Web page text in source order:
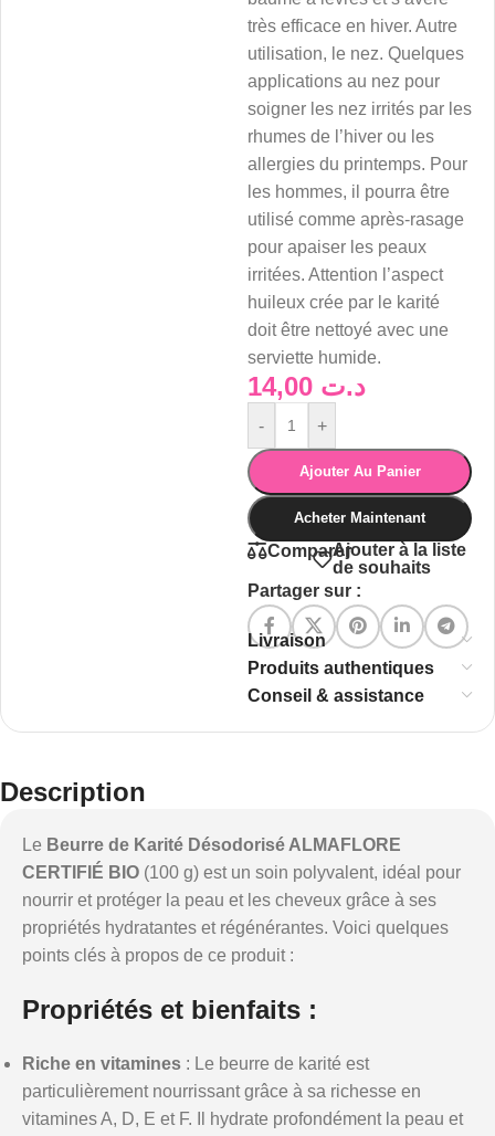
très efficace en hiver. Autre
utilisation, le nez. Quelques
applications au nez pour
soigner les nez irrités par les
rhumes de l ’hiver ou les
allergies du printemps. Pour
les hommes, il pourra être
utilisé comme après-rasage
pour apaiser les peaux
irritées. Attention l ’aspect
huileux crée par le karité
doit être nettoyé avec une
serviette humide.
د.ت
- +
Ajouter Au Panier
Acheter Maintenant
ComparerAjouter à la liste
de souhaits
Partager sur :
Livraison
Produits authentiques
Conseil & assistance
Description
Le Beurre de Karité Désodorisé ALMAFLORE
CERTIFIÉ BIO (100 g) est un soin polyvalent, idéal pour
nourrir et protéger la peau et les cheveux grâce à ses
propriétés hydratantes et régénérantes. Voici quelques
points clés à propos de ce produit :
Propriétés et bienfaits :
Riche en vitamines : Le beurre de karité est
particulièrement nourrissant grâce à sa richesse en
vitamines A, D, E et F. Il hydrate profondément la peau et